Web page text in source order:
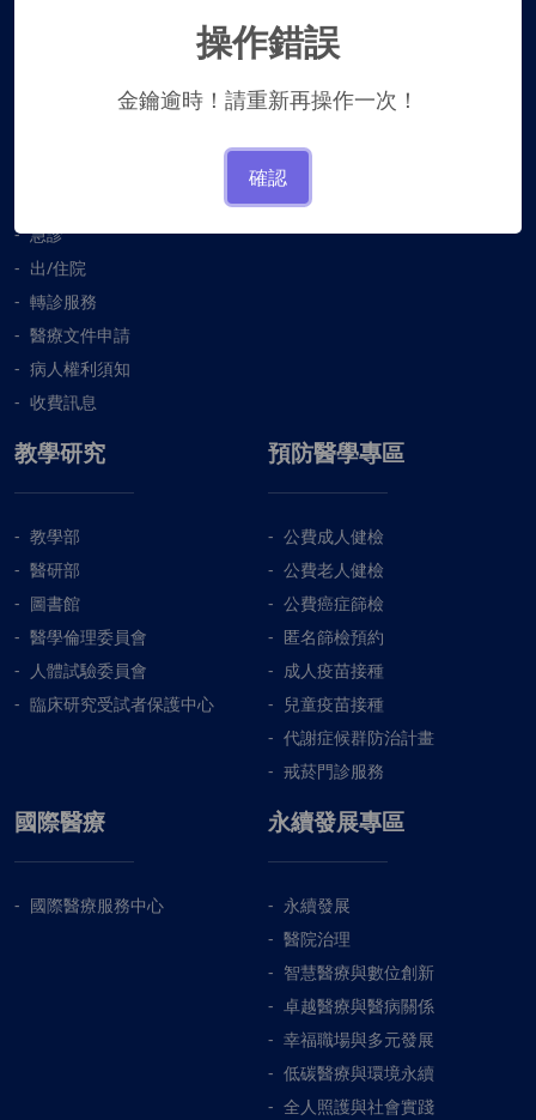
急診
出/住院
轉診服務
醫療文件申請
病人權利須知
收費訊息
衛教文章
衛教單張
衛教講座
衛教諮詢
教學研究
教學部
醫研部
圖書館
醫學倫理委員會
人體試驗委員會
臨床研究受試者保護中心
預防醫學專區
公費成人健檢
公費老人健檢
公費癌症篩檢
匿名篩檢預約
成人疫苗接種
兒童疫苗接種
代謝症候群防治計畫
戒菸門診服務
國際醫療
國際醫療服務中心
永續發展專區
永續發展
醫院治理
智慧醫療與數位創新
卓越醫療與醫病關係
幸福職場與多元發展
低碳醫療與環境永續
全人照護與社會實踐
操作錯誤
金鑰逾時！請重新再操作一次！
確認